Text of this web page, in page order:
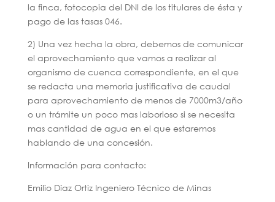
la finca, fotocopia del DNI de los titulares de ésta y
pago de las tasas 046.
2) Una vez hecha la obra, debemos de comunicar
el aprovechamiento que vamos a realizar al
organismo de cuenca correspondiente, en el que
se redacta una memoria justificativa de caudal
para aprovechamiento de menos de 7000m3/año
o un trámite un poco mas laborioso si se necesita
mas cantidad de agua en el que estaremos
hablando de una concesión.
Información para contacto:
Emilio Díaz Ortiz Ingeniero Técnico de Minas